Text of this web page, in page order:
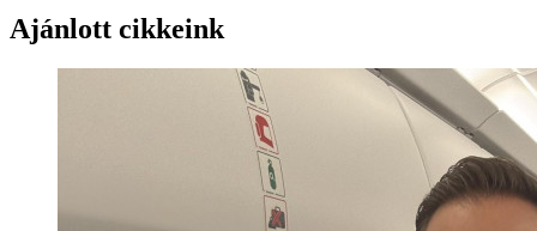
Ajánlott cikkeink